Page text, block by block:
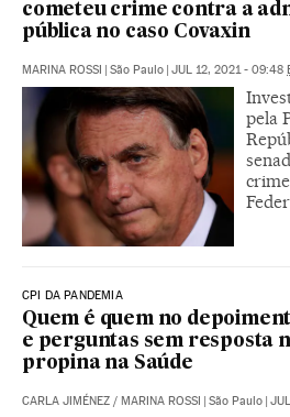
cometeu crime contra a
pública no caso Covaxin
MARINA ROSSI São Paulo JUL 12, 2021 - 09:48
pela
CPI DA PANDEMIA
Quem é quem no
e perguntas sem resposta
propina na Saúde
CARLA JIMÉNEZ / MARINA ROSSI São Paulo